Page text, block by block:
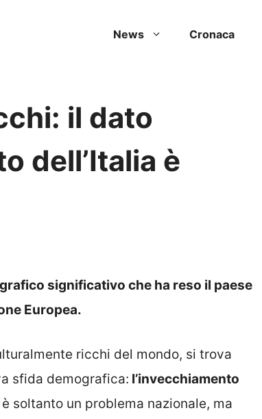
News Cronaca
il dato
dell’Italia è
significativo che ha reso il paese
Europea.
ricchi del mondo, si trova
sfida demografica: l’invecchiamento
soltanto un problema nazionale, ma